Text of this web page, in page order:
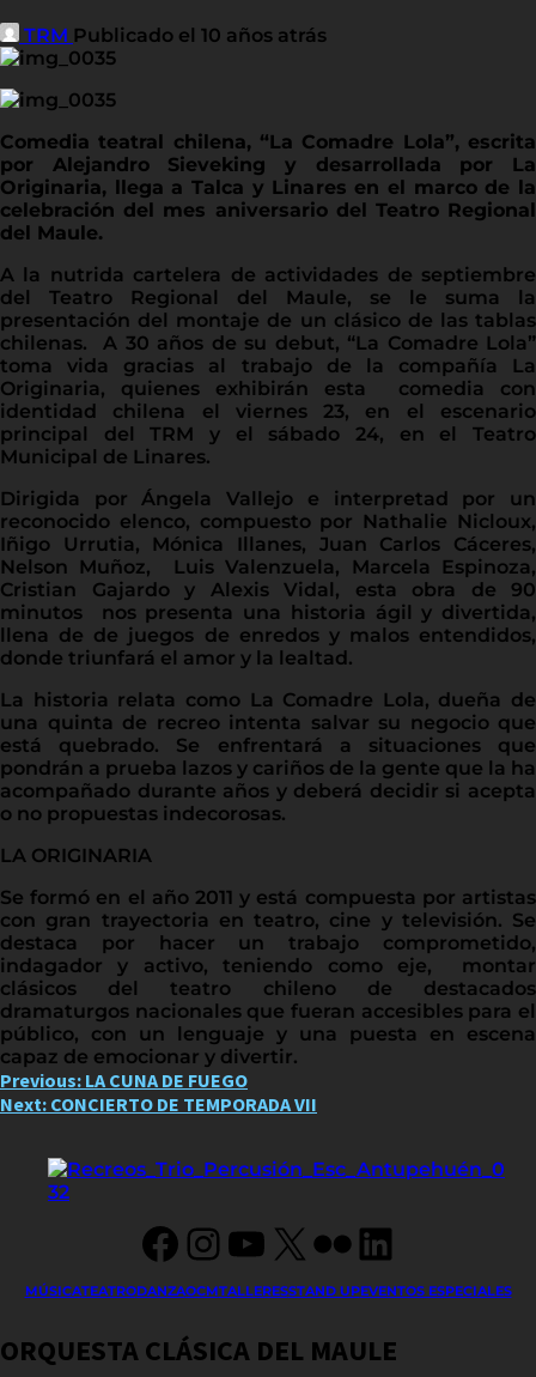
TRM Publicado el 10 años atrás
Comedia teatral chilena, “La Comadre Lola”, escrita
por Alejandro Sieveking y desarrollada por La
Originaria, llega a Talca y Linares en el marco de la
celebración del mes aniversario del Teatro Regional
del Maule.
A la nutrida cartelera de actividades de septiembre
del Teatro Regional del Maule, se le suma la
presentación del montaje de un clásico de las tablas
chilenas. A 30 años de su debut, “La Comadre Lola”
toma vida gracias al trabajo de la compañía La
Originaria, quienes exhibirán esta comedia con
identidad chilena el viernes 23, en el escenario
principal del TRM y el sábado 24, en el Teatro
Municipal de Linares.
Dirigida por Ángela Vallejo e interpretad por un
reconocido elenco, compuesto por Nathalie Nicloux,
Iñigo Urrutia, Mónica Illanes, Juan Carlos Cáceres,
Nelson Muñoz, Luis Valenzuela, Marcela Espinoza,
Cristian Gajardo y Alexis Vidal, esta obra de 90
minutos nos presenta una historia ágil y divertida,
llena de de juegos de enredos y malos entendidos,
donde triunfará el amor y la lealtad.
La historia relata como La Comadre Lola, dueña de
una quinta de recreo intenta salvar su negocio que
está quebrado. Se enfrentará a situaciones que
pondrán a prueba lazos y cariños de la gente que la ha
acompañado durante años y deberá decidir si acepta
o no propuestas indecorosas.
LA ORIGINARIA
Se formó en el año 2011 y está compuesta por artistas
con gran trayectoria en teatro, cine y televisión. Se
destaca por hacer un trabajo comprometido,
indagador y activo, teniendo como eje, montar
clásicos del teatro chileno de destacados
dramaturgos nacionales que fueran accesibles para el
público, con un lenguaje y una puesta en escena
capaz de emocionar y divertir.
Post
navigation
Previous: LA CUNA DE FUEGO
Next: CONCIERTO DE TEMPORADA VII
Facebook
Instagram
YouTube
X FlickrLinkedIn
MÚSICATEATRODANZAOCMTALLERESSTAND UPEVENTOS ESPECIALES
ORQUESTA CLÁSICA DEL MAULE